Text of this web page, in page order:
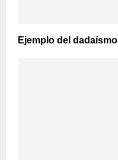
Ejemplo del dadaísmo